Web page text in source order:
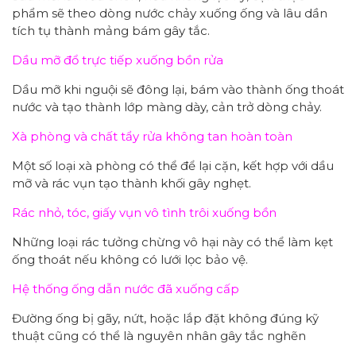
phẩm sẽ theo dòng nước chảy xuống ống và lâu dần
tích tụ thành mảng bám gây tắc.
Dầu mỡ đổ trực tiếp xuống bồn rửa
Dầu mỡ khi nguội sẽ đông lại, bám vào thành ống thoát
nước và tạo thành lớp màng dày, cản trở dòng chảy.
Xà phòng và chất tẩy rửa không tan hoàn toàn
Một số loại xà phòng có thể để lại cặn, kết hợp với dầu
mỡ và rác vụn tạo thành khối gây nghẹt.
Rác nhỏ, tóc, giấy vụn vô tình trôi xuống bồn
Những loại rác tưởng chừng vô hại này có thể làm kẹt
ống thoát nếu không có lưới lọc bảo vệ.
Hệ thống ống dẫn nước đã xuống cấp
Đường ống bị gãy, nứt, hoặc lắp đặt không đúng kỹ
thuật cũng có thể là nguyên nhân gây tắc nghẽn